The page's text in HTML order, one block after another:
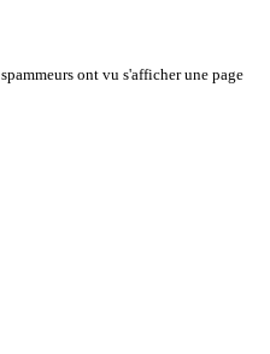
spammeurs ont vu s'afficher une page